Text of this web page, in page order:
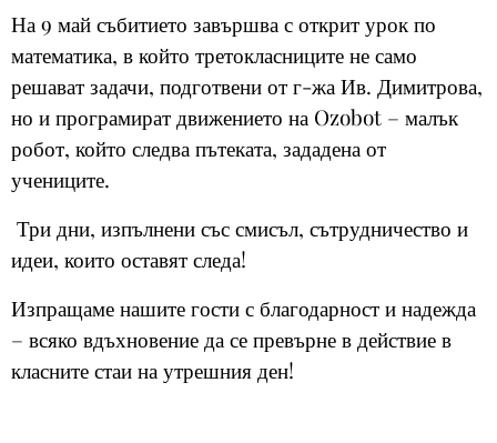
На 9 май събитието завършва с открит урок по
математика, в който третокласниците не само
решават задачи, подготвени от г-жа Ив. Димитрова,
но и програмират движението на Ozobot – малък
робот, който следва пътеката, зададена от
учениците.
Три дни, изпълнени със смисъл, сътрудничество и
идеи, които оставят следа!
Изпращаме нашите гости с благодарност и надежда
– всяко вдъхновение да се превърне в действие в
класните стаи на утрешния ден!